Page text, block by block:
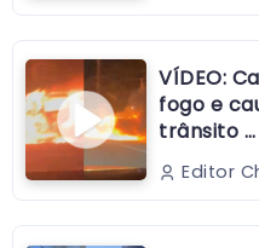
VÍDEO:
fogo e
trânsito …
Editor